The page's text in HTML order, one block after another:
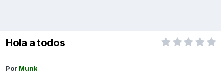
Hola a todos
Por Munk